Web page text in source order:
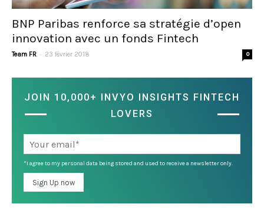
BNP Paribas renforce sa stratégie d’open
innovation avec un fonds Fintech
Team FR - 23 février 2018 0
JOIN 10,000+ INVYO INSIGHTS FINTECH
LOVERS
*I agree to my personal data being stored and used to receive a newsletter only.